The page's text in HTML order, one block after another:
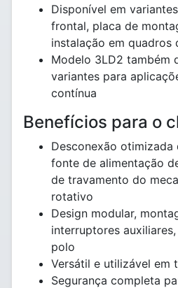
Disponível em
frontal, placa de
instalação em quadros
Modelo 3LD2 também
variantes para
contínua
Benefícios para o
Desconexão otimizada
fonte de alimentação
de travamento do
rotativo
Design modular,
interruptores
polo
Versátil e utilizável em
Segurança completa